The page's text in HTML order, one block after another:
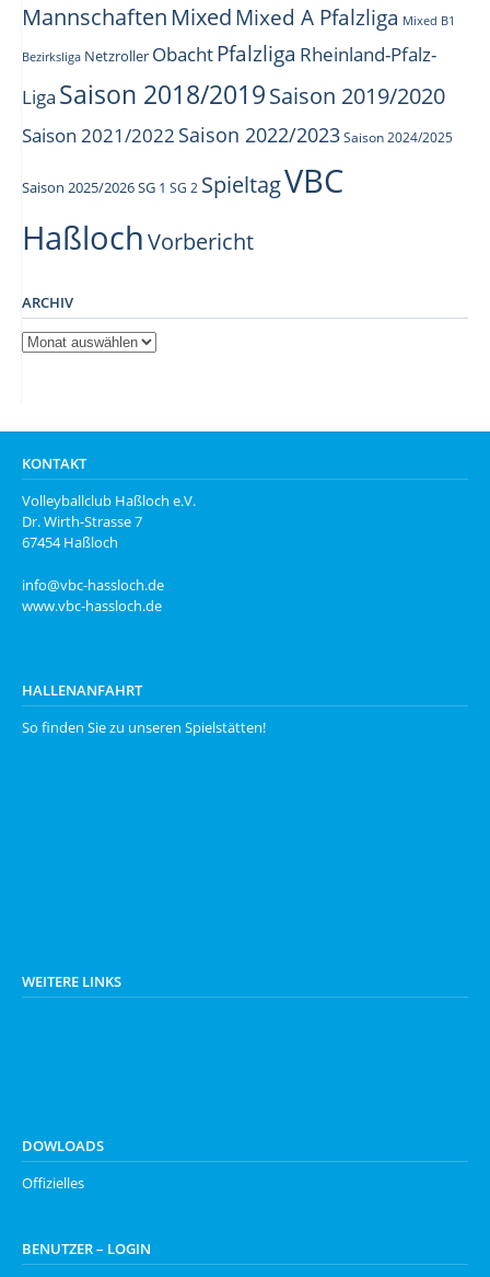
Mannschaften MixedMixed A Pfalzliga Mixed B1
Bezirksliga Netzroller ObachtPfalzliga Rheinland-Pfalz-
Liga Saison 2018/2019Saison 2019/2020
Saison 2021/2022 Saison 2022/2023 Saison 2024/2025
Saison 2025/2026SG 1 SG 2 SpieltagVBC
HaßlochVorbericht
ARCHIV
Archiv
KONTAKT
Volleyballclub Haßloch e.V.
Dr. Wirth-Strasse 7
67454 Haßloch
info@vbc-hassloch.de
www.vbc-hassloch.de
HALLENANFAHRT
So finden Sie zu unseren Spielstätten!
WEITERE LINKS
DOWLOADS
Offizielles
BENUTZER – LOGIN